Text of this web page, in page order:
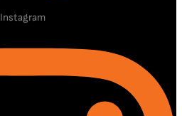
Instagram